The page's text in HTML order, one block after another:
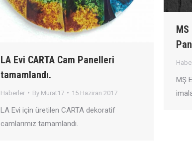
MS
MŞ
LA Evi CARTA Cam Panelleri
tamamlandı.
Haberler By Murat17 15 Haziran 2017
LA Evi için üretilen CARTA dekoratif
camlarımız tamamlandı.